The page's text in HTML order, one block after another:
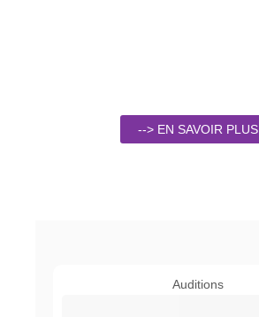
--> EN SAVOIR PLUS
Auditions